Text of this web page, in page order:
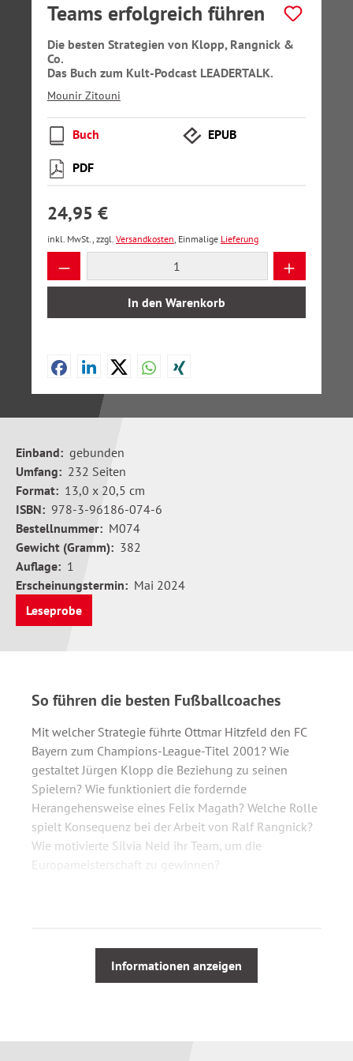
Teams erfolgreich führen
Die besten Strategien von Klopp, Rangnick &
Co.
Das Buch zum Kult-Podcast LEADERTALK.
Mounir Zitouni
Buch EPUB
PDF
24,95 €
inkl. MwSt., zzgl. Versandkosten, Einmalige Lieferung
Produkt Anzahl: Gib den gewünschten
In den Warenkorb
Einband: gebunden
Umfang: 232 Seiten
Format: 13,0 x 20,5 cm
ISBN: 978-3-96186-074-6
Bestellnummer: M074
Gewicht (Gramm): 382
Auflage: 1
Erscheinungstermin: Mai 2024
Leseprobe
So führen die besten Fußballcoaches
Mit welcher Strategie führte Ottmar Hitzfeld den FC
Bayern zum Champions-League-Titel 2001? Wie
gestaltet Jürgen Klopp die Beziehung zu seinen
Spielern? Wie funktioniert die fordernde
Herangehensweise eines Felix Magath? Welche Rolle
spielt Konsequenz bei der Arbeit von Ralf Rangnick?
Wie motivierte Silvia Neid ihr Team, um die
Europameisterschaft zu gewinnen?
Fußballtrainerinnen und -trainer Deutschlands und
veranschaulicht, wie sich diese Kompetenzen auf den
Alltag von Führungskräften übertragen lassen.
Informationen anzeigen